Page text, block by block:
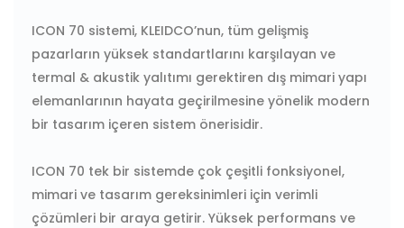
ICON 70 sistemi, KLEIDCO’nun, tüm gelişmiş
pazarların yüksek standartlarını karşılayan ve
termal & akustik yalıtımı gerektiren dış mimari yapı
elemanlarının hayata geçirilmesine yönelik modern
bir tasarım içeren sistem önerisidir.
ICON 70 tek bir sistemde çok çeşitli fonksiyonel,
mimari ve tasarım gereksinimleri için verimli
çözümleri bir araya getirir. Yüksek performans ve